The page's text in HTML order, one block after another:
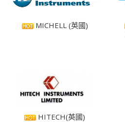
MICHELL (英國)
HITECH(英國)